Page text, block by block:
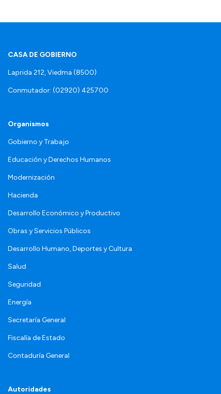
CASA DE GOBIERNO
Laprida 212, Viedma (8500)
Conmutador: (02920) 425700
Organismos
Gobierno y Trabajo
Educación y Derechos Humanos
Modernización
Hacienda
Desarrollo Económico y Productivo
Obras y Servicios Públicos
Desarrollo Humano, Deportes y Cultura
Salud
Seguridad
Energía
Secretaría General
Fiscalía de Estado
Contaduría General
Autoridades